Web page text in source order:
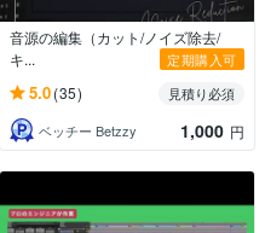
音源の編集（カット/ノイズ除去/
キ...
定期購入可
5.0(35)
見積り必須
ベッチー Betzzy
1,000 円